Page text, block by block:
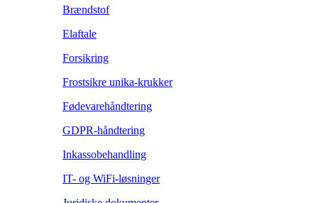
Brændstof
Elaftale
Forsikring
Frostsikre unika-krukker
Fødevarehåndtering
GDPR-håndtering
Inkassobehandling
IT- og WiFi-løsninger